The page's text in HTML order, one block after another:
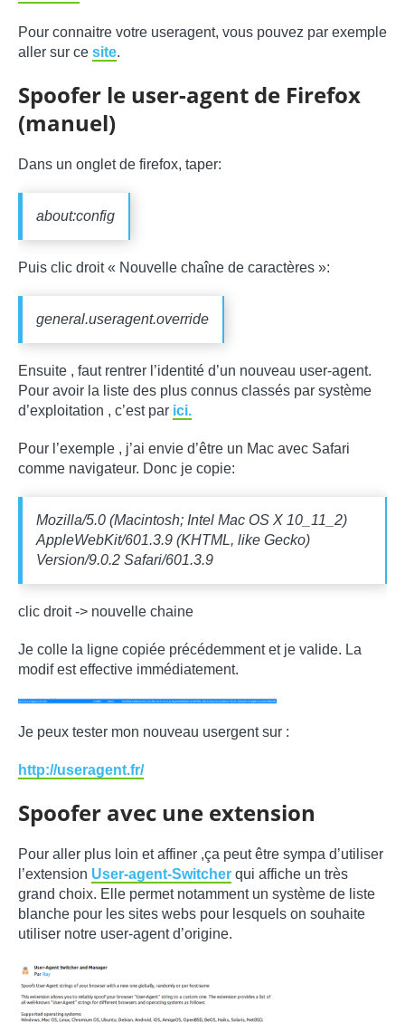
Pour connaitre votre useragent, vous pouvez par exemple
aller sur ce site.
Spoofer le user-agent de Firefox
(manuel)
Dans un onglet de firefox, taper:
about:config
Puis clic droit « Nouvelle chaîne de caractères »:
general.useragent.override
Ensuite , faut rentrer l’identité d’un nouveau user-agent.
Pour avoir la liste des plus connus classés par système
d’exploitation , c’est par ici.
Pour l’exemple , j’ai envie d’être un Mac avec Safari
comme navigateur. Donc je copie:
Mozilla/5.0 (Macintosh; Intel Mac OS X 10_11_2)
AppleWebKit/601.3.9 (KHTML, like Gecko)
Version/9.0.2 Safari/601.3.9
clic droit -> nouvelle chaine
Je colle la ligne copiée précédemment et je valide. La
modif est effective immédiatement.
Je peux tester mon nouveau usergent sur :
http://useragent.fr/
Spoofer avec une extension
Pour aller plus loin et affiner ,ça peut être sympa d’utiliser
l’extension User-agent-Switcher qui affiche un très
grand choix. Elle permet notamment un système de liste
blanche pour les sites webs pour lesquels on souhaite
utiliser notre user-agent d’origine.